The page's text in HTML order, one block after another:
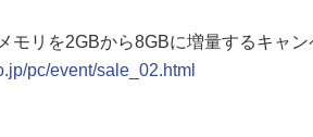
モリを2GBから8GBに増量するキャン
pc/event/sale_02.html